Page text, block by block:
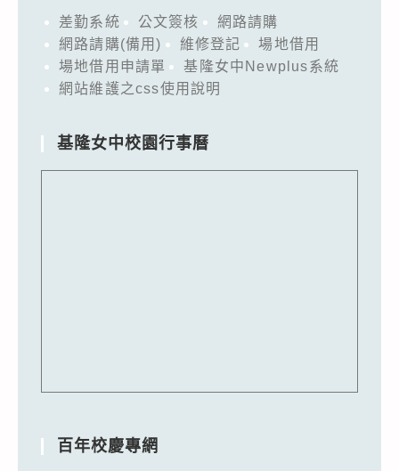
差勤系統 公文簽核
網路請購
網路請購(備用)
維修登記
場地借用
場地借用申請單
基隆女中Newplus系統
網站維護之css使用說明
基隆女中校園行事曆
百年校慶專網